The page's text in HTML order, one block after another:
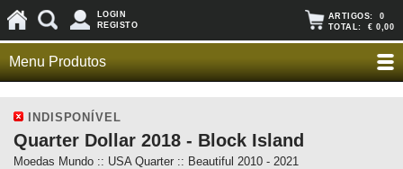
LOGIN
REGISTO
ARTIGOS: 0
TOTAL: € 0,00
Menu Produtos
INDISPONÍVEL
Quarter Dollar 2018 - Block Island
Moedas Mundo :: USA Quarter :: Beautiful 2010 - 2021